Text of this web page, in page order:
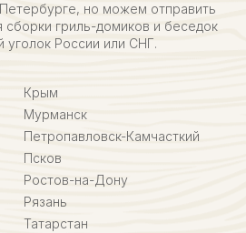
но можем отправить
сборки гриль-домиков и беседок
России или СНГ.
Крым
Мурманск
Петропавловск-Камчасткий
Псков
Ростов-на-Дону
Рязань
Татарстан